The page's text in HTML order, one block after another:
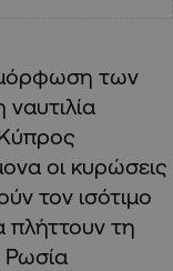
των
οι κυρώσεις
τον ισότιμο
πλήττουν τη